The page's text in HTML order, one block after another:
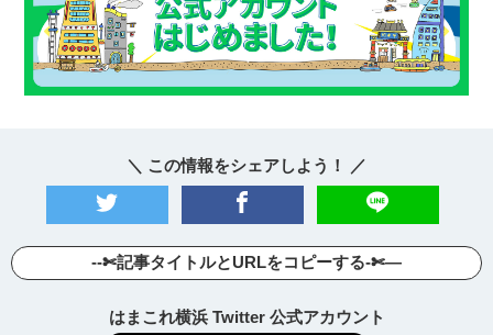
＼ この情報をシェアしよう！ ／
--✄記事タイトルとURLをコピーする-✄—
はまこれ横浜 Twitter 公式アカウント